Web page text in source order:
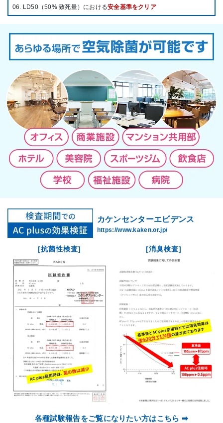
06. LD50（50% 致死量）における安全基準をクリア
カケンセンターエビデンス
https://www.kaken.or.jp/
[抗菌性検査] [消臭検査]
各種試験報告をご覧になりたい方はこちら ➡